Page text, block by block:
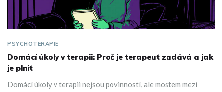
PSYCHOTERAPIE
Domácí úkoly v terapii: Proč je terapeut zadává a jak
je plnit
Domácí úkoly v terapii nejsou povinností, ale mostem mezi